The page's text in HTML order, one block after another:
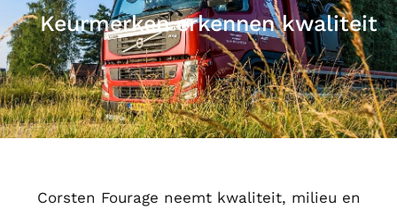
Keurmerken erkennen kwaliteit
Corsten Fourage neemt kwaliteit, milieu en